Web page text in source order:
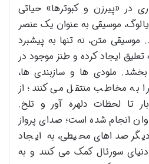
در «پیرزن و کبوترها» حیاتی
موسیقی به عنوان یک عنصر
متن، نه تنها به پیشبرد
ایجاد کرده و طنز موجود در
ملودی ها و سازبندی ها،
مخاطب منتقل می کنند؛ از
تا لحظات دلهره آور و تلخ.
انجام شده است؛ صدای پرواز
صداهای محیطی، به ایجاد
سورئال کمک می کنند و به